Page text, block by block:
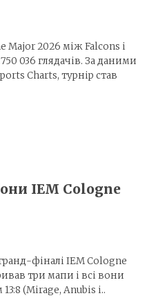
Major 2026 між Falcons і
036 глядачів. За даними
Charts, турнір став
IEM Cologne
фіналі IEM Cologne
три мапи і всі вони
(Mirage, Anubis і..